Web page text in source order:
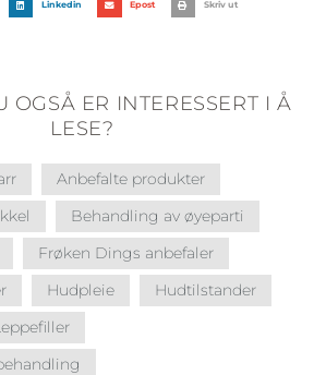
Linkedin Epost Skriv ut
OGSÅ ER INTERESSERT I Å
LESE?
Anbefalte produkter
Behandling av øyeparti
Frøken Dings anbefaler
Hudpleie
Hudtilstander